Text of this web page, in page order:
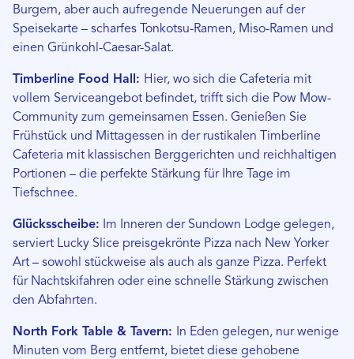
Burgern, aber auch aufregende Neuerungen auf der
Speisekarte – scharfes Tonkotsu-Ramen, Miso-Ramen und
einen Grünkohl-Caesar-Salat.
Timberline Food Hall: Hier, wo sich die Cafeteria mit
vollem Serviceangebot befindet, trifft sich die Pow Mow-
Community zum gemeinsamen Essen. Genießen Sie
Frühstück und Mittagessen in der rustikalen Timberline
Cafeteria mit klassischen Berggerichten und reichhaltigen
Portionen – die perfekte Stärkung für Ihre Tage im
Tiefschnee.
Glücksscheibe: Im Inneren der Sundown Lodge gelegen,
serviert Lucky Slice preisgekrönte Pizza nach New Yorker
Art – sowohl stückweise als auch als ganze Pizza. Perfekt
für Nachtskifahren oder eine schnelle Stärkung zwischen
den Abfahrten.
North Fork Table & Tavern:
In Eden gelegen, nur wenige
Minuten vom Berg entfernt, bietet diese gehobene